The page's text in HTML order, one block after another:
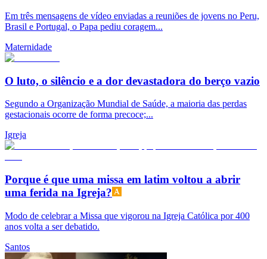
Em três mensagens de vídeo enviadas a reuniões de jovens no Peru,
Brasil e Portugal, o Papa pediu coragem...
Maternidade
O luto, o silêncio e a dor devastadora do berço vazio
Segundo a Organização Mundial de Saúde, a maioria das perdas
gestacionais ocorre de forma precoce;...
Igreja
Porque é que uma missa em latim voltou a abrir
uma ferida na Igreja?
Modo de celebrar a Missa que vigorou na Igreja Católica por 400
anos volta a ser debatido.
Santos